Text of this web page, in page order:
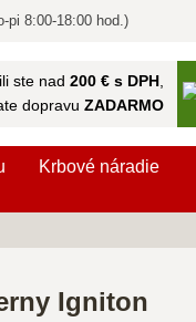
ste nad 200 € s DPH ,
dopravu ZADARMO
pi 8:00-18:00 hod.)
Krbové náradie
Igniton